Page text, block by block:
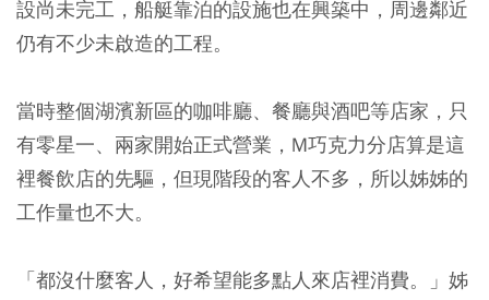
設尚未完工，船艇靠泊的設施也在興築中，周邊鄰近
仍有不少未啟造的工程。
當時整個湖濱新區的咖啡廳、餐廳與酒吧等店家，只
有零星一、兩家開始正式營業，M巧克力分店算是這
裡餐飲店的先驅，但現階段的客人不多，所以姊姊的
工作量也不大。
「都沒什麼客人，好希望能多點人來店裡消費。」姊